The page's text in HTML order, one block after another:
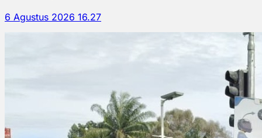
6 Agustus 2026 16.27